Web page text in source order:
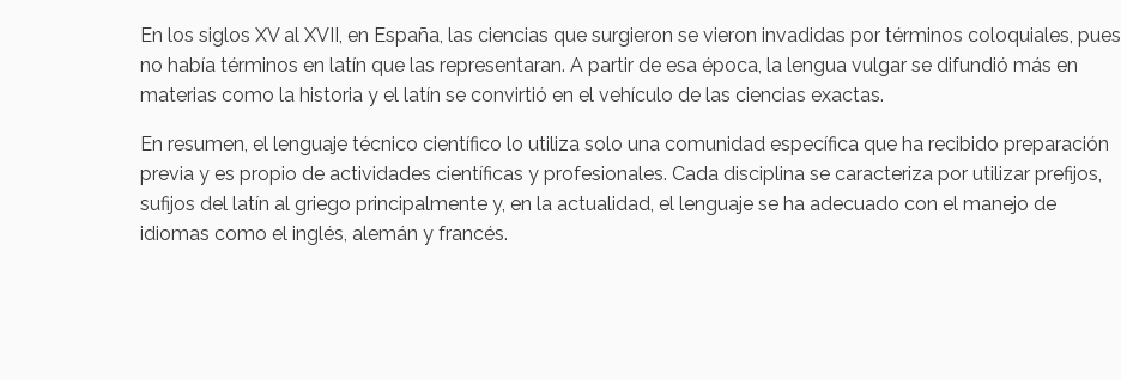
En los siglos XV al XVII, en España, las ciencias que surgieron se vieron invadidas por términos coloquiales, pues
no había términos en latín que las representaran. A partir de esa época, la lengua vulgar se difundió más en
materias como la historia y el latín se convirtió en el vehículo de las ciencias exactas.
En resumen, el lenguaje técnico científico lo utiliza solo una comunidad específica que ha recibido preparación
previa y es propio de actividades científicas y profesionales. Cada disciplina se caracteriza por utilizar prefijos,
sufijos del latín al griego principalmente y, en la actualidad, el lenguaje se ha adecuado con el manejo de
idiomas como el inglés, alemán y francés.